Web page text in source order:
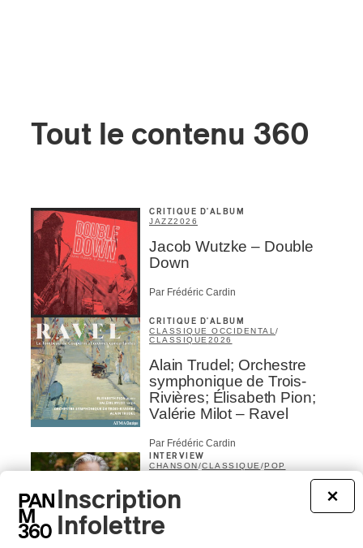
Tout le contenu 360
CRITIQUE D'ALBUM
JAZZ2026
Jacob Wutzke – Double
Down
Par Frédéric Cardin
CRITIQUE D'ALBUM
CLASSIQUE OCCIDENTAL /
CLASSIQUE 2026
Alain Trudel; Orchestre
symphonique de Trois-
Rivières; Élisabeth Pion;
Valérie Milot – Ravel
Par Frédéric Cardin
INTERVIEW
CHANSON /CLASSIQUE/POP
Domaine Forget 2026
| Marc Hervieux chante 35
ans de carrière
×
Inscription
Infolettre